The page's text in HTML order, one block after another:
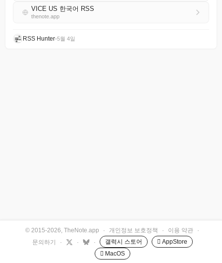
VICE US 한국어 RSS
thenote.app
RSS Hunter•5월 4일
© 2015-2026, TheNote.app · 개인정보 보호정책 · 이용 약관
·
문의하기
· · · 갤럭시 스토어
 AppStore
 MacOS